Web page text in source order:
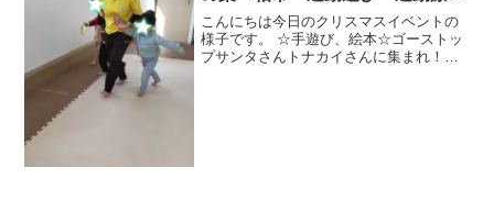
育・プログラム・楽しい療育
こんにちは今日のクリスマスイベントの
様子です。 ☆手遊び、絵本☆ゴーストッ
プサンタさんトナカイさんに集まれ！☆